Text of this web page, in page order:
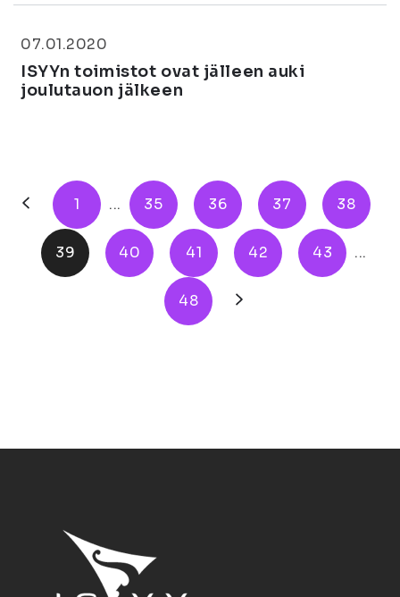
07.01.2020
ISYYn toimistot ovat jälleen auki
joulutauon jälkeen
1 ... 35 36 37 38
39 40 41 42 43 ...
48